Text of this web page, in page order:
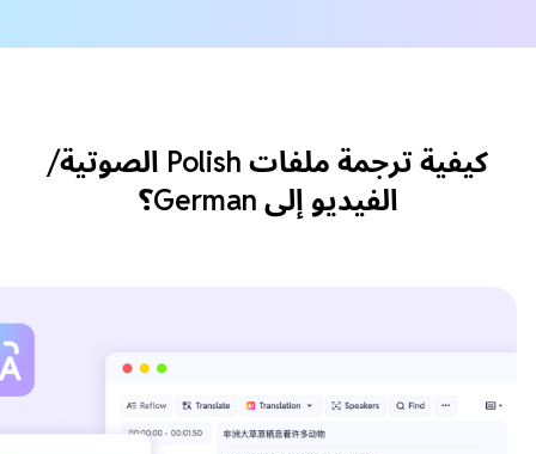
كيفية ترجمة ملفات Polish الصوتية/
الفيديو إلى German؟